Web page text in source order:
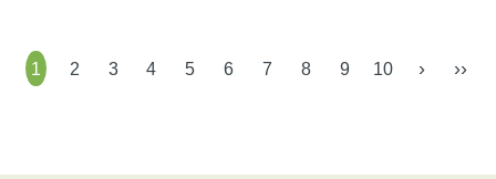
1 2 3 4 5 6 7 8 9 10 › ››